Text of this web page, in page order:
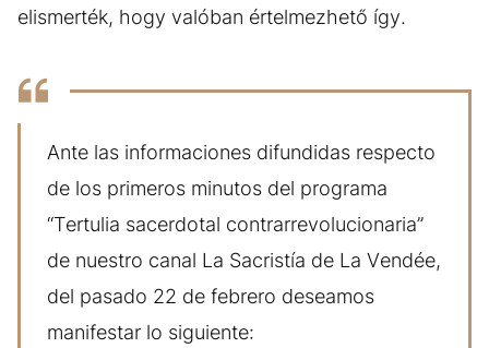
elismerték, hogy valóban értelmezhető így.
Ante las informaciones difundidas respecto
de los primeros minutos del programa
“Tertulia sacerdotal contrarrevolucionaria”
de nuestro canal La Sacristía de La Vendée,
del pasado 22 de febrero deseamos
manifestar lo siguiente: